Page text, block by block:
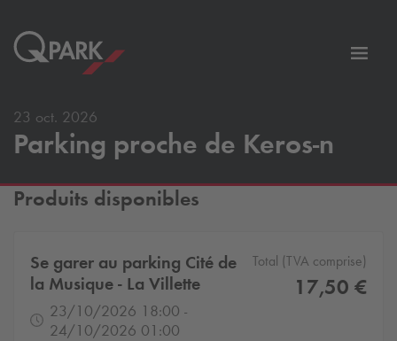
23 oct. 2026
Parking proche de Keros-n
Produits disponibles
Se garer au parking Cité de
la Musique - La Villette
23/10/2026 18:00 -
24/10/2026 01:00
Total (TVA comprise)
17,50 €